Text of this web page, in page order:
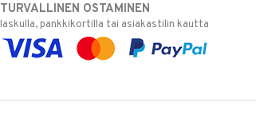
TURVALLINEN OSTAMINEN
laskulla, pankkikortilla tai asiakastilin kautta